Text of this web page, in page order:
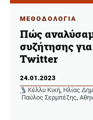
ΜΕΘΟΔΟΛΟΓΙΑ
Πώς
συζήτησης
Twitter
24.01.2023
Κέλλυ Κική, Ηλίας
Παύλος Σερμπέζης,